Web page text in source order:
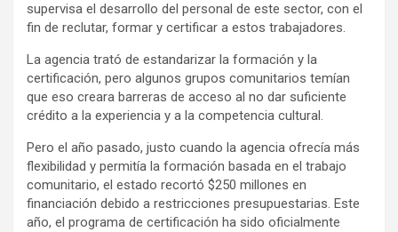
supervisa el desarrollo del personal de este sector, con el
fin de reclutar, formar y certificar a estos trabajadores.
La agencia trató de estandarizar la formación y la
certificación, pero algunos grupos comunitarios temían
que eso creara barreras de acceso al no dar suficiente
crédito a la experiencia y a la competencia cultural.
Pero el año pasado, justo cuando la agencia ofrecía más
flexibilidad y permitía la formación basada en el trabajo
comunitario, el estado recortó $250 millones en
financiación debido a restricciones presupuestarias. Este
año, el programa de certificación ha sido oficialmente